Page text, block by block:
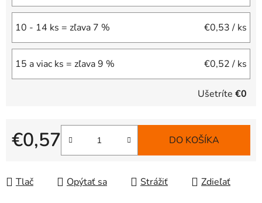
10 - 14 ks = zľava 7 % €0,53 / ks
15 a viac ks = zľava 9 % €0,52 / ks
Ušetríte €0
€0,57
Jednotková cena:
DO KOŠÍKA
Tlač Opýtať sa Strážiť Zdieľať